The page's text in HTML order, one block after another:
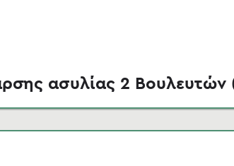
ασυλίας 2 Βουλευτών